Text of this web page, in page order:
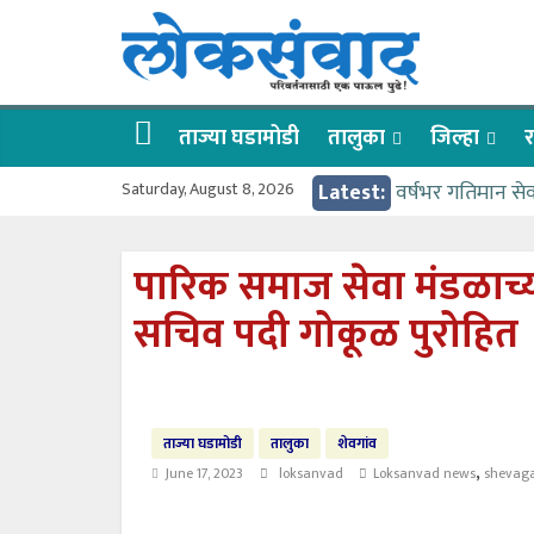
लोकसंवाद
ताज्या
घडामोडी
ताज्या घडामोडी तालुका जिल्हा
Saturday, August 8, 2026 Latest: वर्षभर गतिमान
आत्मामालिक
ईच्छा आणि
आमदार आशुतोष
पारिक समाज सेवा
सचिव पदी गोकूळ पुरोहित
ताज्या घडामोडी तालुका
शेवगांव
June 17, 2023
loksanvad Loksanvad news,